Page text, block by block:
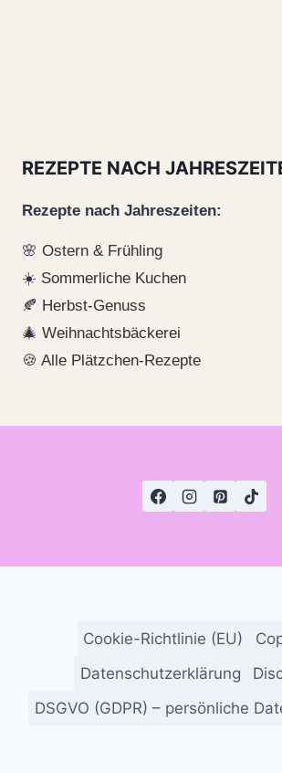
REZEPTE NACH
Rezepte nach Jahreszeiten:
🌸 Ostern & Frühling
☀️ Sommerliche Kuchen
🍂 Herbst-Genuss
🎄 Weihnachtsbäckerei
🍪 Alle Plätzchen-Rezepte
Cookie-Richtlinie (EU)
Datenschutzerklärung
DSGVO (GDPR) – persönliche